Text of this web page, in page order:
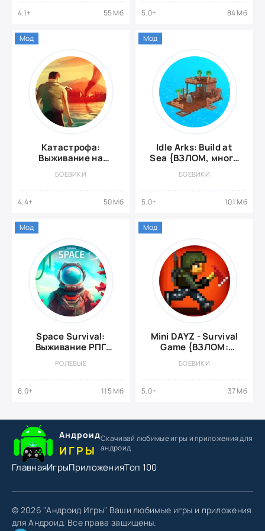
4.1+ 55 Мб 5.0+ 84 Мб
Катастрофа:
Выживание на
много
БОЕВИКИ
4.4+ 50 Мб
Мод
Idle Arks: Build at
Sea {ВЗЛОМ, много
БОЕВИКИ
5.0+ 101 Мб
Мод
Space Survival:
Выживание РПГ
Денег}
РОЛЕВЫЕ
8.0+ 115 Мб
Мод
Mini DAYZ - Survival
Game {ВЗЛОМ:
БОЕВИКИ
5.0+ 37 Мб
Мод
Андроид
ИГРЫ
Скачивай любимые игрыи приложения для
андроид
ГлавнаяИгрыПриложенияТоп 100
© 2026 "Андроид Игры" Ваши любимые игры и приложения
для Андроид. Все права защищены.